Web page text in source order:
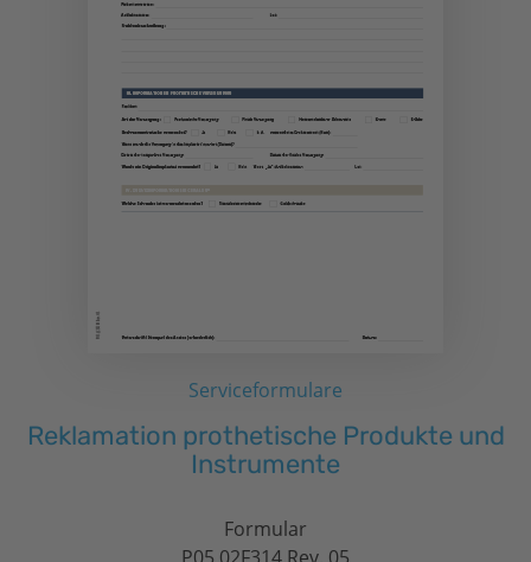
Serviceformulare
Reklamation prothetische Produkte und
Instrumente
Formular